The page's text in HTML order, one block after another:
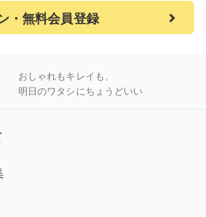
・無料会員登録
おしゃれもキレイも、
明日のワタシにちょうどいい